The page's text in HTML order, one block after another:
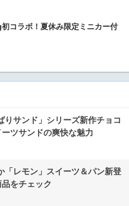
コラボ！夏休み限定ミニカー付
りサンド」シリーズ新作チョコ
ツサンドの爽快な魅力
「レモン」スイーツ＆パン新登
をチェック